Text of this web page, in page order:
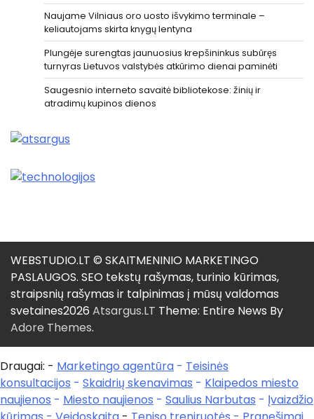
Naujame Vilniaus oro uosto išvykimo terminale –
keliautojams skirta knygų lentyna
Plungėje surengtas jaunuosius krepšininkus subūręs
turnyras Lietuvos valstybės atkūrimo dienai paminėti
Saugesnio interneto savaitė bibliotekose: žinių ir
atradimų kupinos dienos
WEBSTUDIO.LT © SKAITMENINIO MARKETINGO
PASLAUGOS. SEO tekstų rašymas, turinio kūrimas,
straipsnių rašymas ir talpinimas į mūsų valdomas
svetaines2026 Atsargus.LT Theme: Entire News By
Adore Themes.
Draugai: - Marketingo agentūra - Teisinės
konsultacijos - Skaidrių skenavimas - Klaipedos miesto
naujienos - Miesto naujienos - Saulius Narbutas - Įvaizdžio